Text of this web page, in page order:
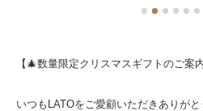
【🎄数量限定クリスマスギフトのご案内
いつもLATOをご愛顧いただきありがと